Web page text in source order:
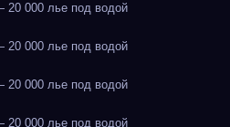
000 лье под водой
000 лье под водой
000 лье под водой
000 лье под водой